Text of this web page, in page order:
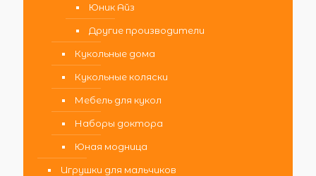
Юник Айз
Другие производители
Кукольные дома
Кукольные коляски
Мебель для кукол
Наборы доктора
Юная модница
Игрушки для мальчиков